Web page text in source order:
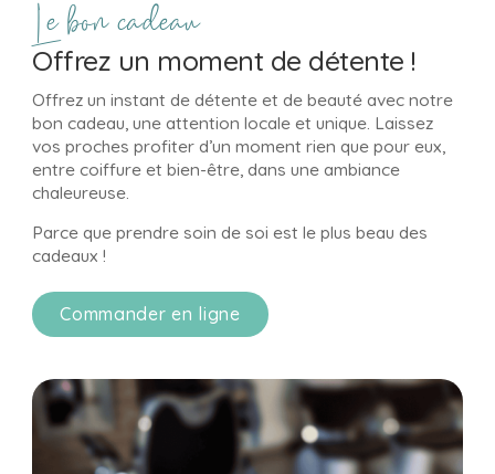
Le bon cadeau
Offrez un moment de détente !
Offrez un instant de détente et de beauté avec notre
bon cadeau, une attention locale et unique. Laissez
vos proches profiter d’un moment rien que pour eux,
entre coiffure et bien-être, dans une ambiance
chaleureuse.
Parce que prendre soin de soi est le plus beau des
cadeaux !
Commander en ligne